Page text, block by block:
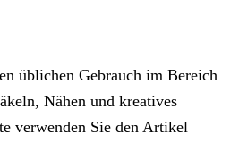
üblichen Gebrauch im Bereich
Nähen und kreatives
verwenden Sie den Artikel